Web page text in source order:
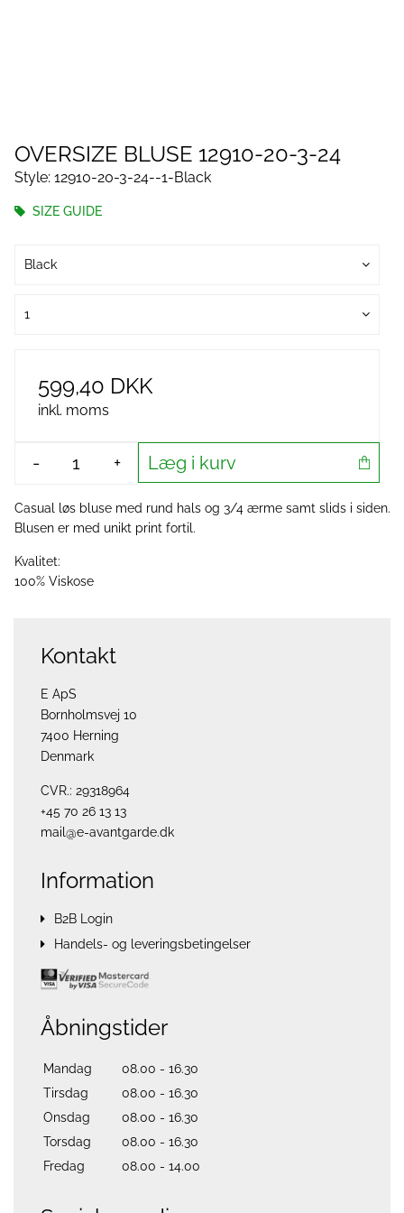
OVERSIZE BLUSE 12910-20-3-24
Style: 12910-20-3-24--1-Black
SIZE GUIDE
Black
1
599,40 DKK
inkl. moms
- + Læg i kurv
Casual løs bluse med rund hals og 3/4 ærme samt slids i siden.
Blusen er med unikt print fortil.
Kvalitet:
100% Viskose
Kontakt
E ApS
Bornholmsvej 10
7400 Herning
Denmark
CVR.: 29318964
+45 70 26 13 13
mail@e-avantgarde.dk
Information
B2B Login
Handels- og leveringsbetingelser
Åbningstider
Mandag
08.00 - 16.30
Tirsdag
08.00 - 16.30
Onsdag
08.00 - 16.30
Torsdag
08.00 - 16.30
Fredag
08.00 - 14.00